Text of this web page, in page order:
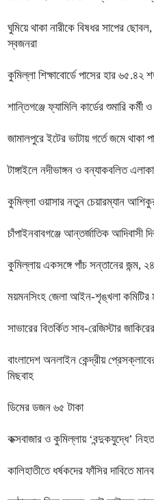
ঘুমিয়ে থাকা নারীকে বিষধর সাপের
স্বজনরা
কুমিল্লা শিক্ষাবোর্ডে পাসের হার
শান্তিগঞ্জে ফ্যামিলি কার্ডের শুমারি
জামালপুরে ইটের ভাটায় গর্তে জমে থাকা
টাঙ্গাইলে নদীভাঙ্গন ও বন্যাকবলিত
কুমিল্লা ওয়াসার নতুন চেয়ারম্যান
চাঁপাইনবাবগঞ্জে আন্তর্জাতিক আদিবাসী
কুমিল্লায় একসঙ্গে পাঁচ সন্তানের জন্ম,
ময়মনসিংহ জেলা আইন-শৃঙ্খলা কমিটির
সাভারের বিতর্কিত সাব-রেজিস্টার
বাংলাদেশ অনলাইন কেন্দ্রীয়
মিছবাহ
ডিমের ডজন ৬৫ টাকা
কক্সবাজার ও কুমিল্লায় ‘বন্দুকযুদ্ধে’
কালিহাতীতে ধর্ষকদের ফাঁসির দাবিতে